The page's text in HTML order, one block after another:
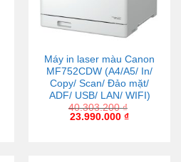
Máy in laser màu Canon
MF752CDW (A4/A5/ In/
Copy/ Scan/ Đảo mặt/
ADF/ USB/ LAN/ WIFI)
40.303.200₫
23.990.000 ₫